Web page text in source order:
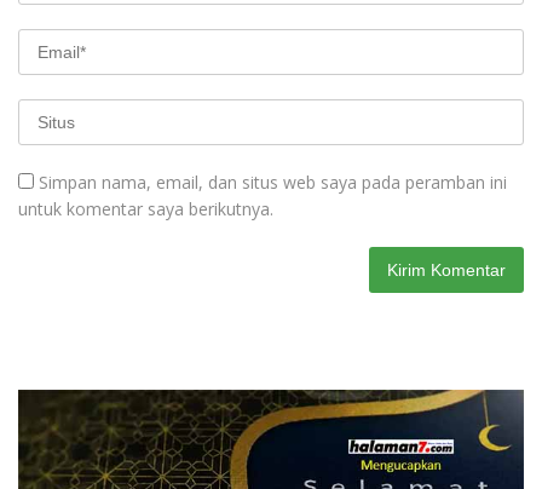
Simpan nama, email, dan situs web saya pada peramban ini
untuk komentar saya berikutnya.